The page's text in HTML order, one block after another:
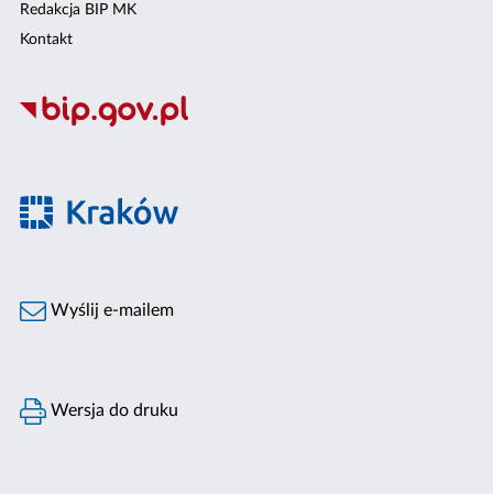
Redakcja BIP MK
Kontakt
Wyślij e-mailem
Wersja do druku